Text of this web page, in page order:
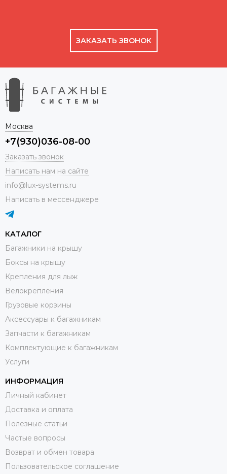
ЗАКАЗАТЬ ЗВОНОК
Москва
+7(930)036-08-00
Заказать звонок
Написать нам на сайте
info@lux-systems.ru
Написать в мессенджере
КАТАЛОГ
Багажники на крышу
Боксы на крышу
Крепления для лыж
Велокрепления
Грузовые корзины
Аксессуары к багажникам
Запчасти к багажникам
Комплектующие к багажникам
Услуги
ИНФОРМАЦИЯ
Личный кабинет
Доставка и оплата
Полезные статьи
Частые вопросы
Возврат и обмен товара
Пользовательское соглашение